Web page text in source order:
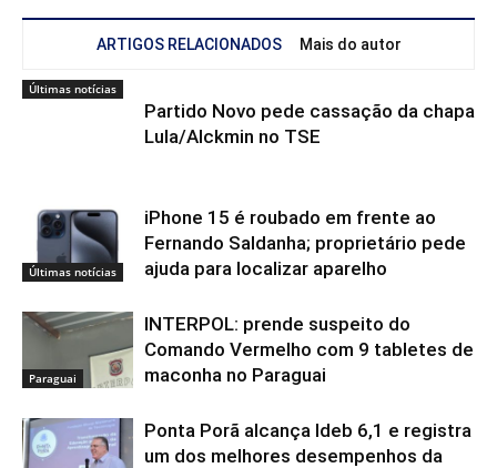
ARTIGOS RELACIONADOS Mais do autor
Últimas notícias
Partido Novo pede cassação da chapa
Lula/Alckmin no TSE
Últimas notícias
iPhone 15 é roubado em frente ao
Fernando Saldanha; proprietário pede
ajuda para localizar aparelho
Paraguai
INTERPOL: prende suspeito do
Comando Vermelho com 9 tabletes de
maconha no Paraguai
Ponta Porã alcança Ideb 6,1 e registra
um dos melhores desempenhos da